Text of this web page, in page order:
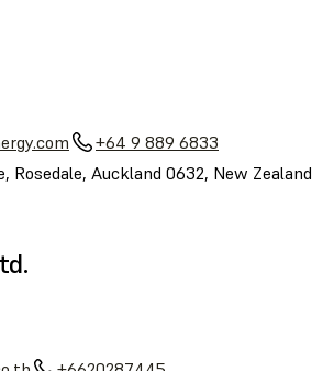
+64 9 889 6833
Rosedale, Auckland 0632, New Zealand